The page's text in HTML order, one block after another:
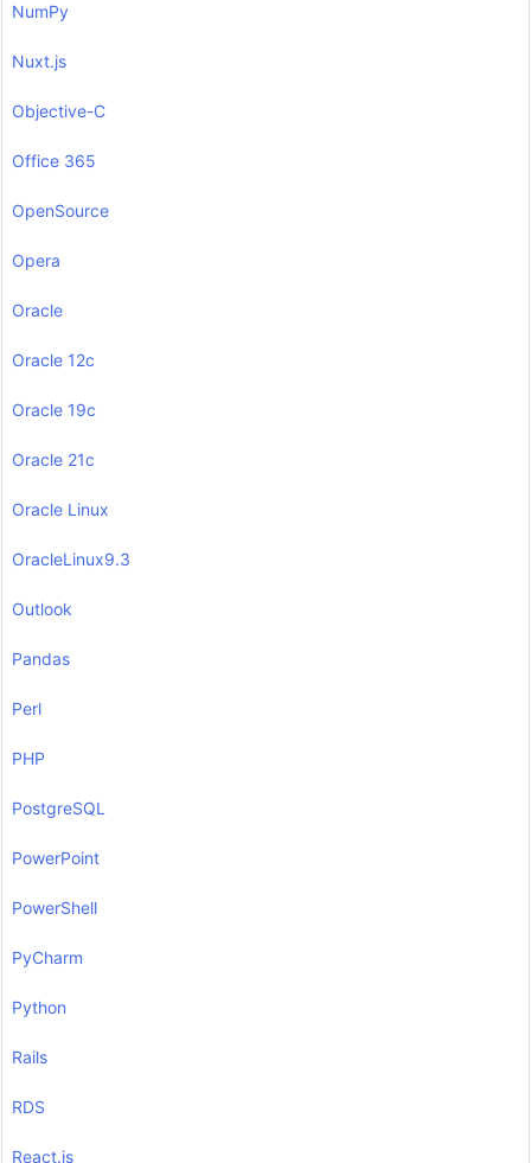
NumPy
Nuxt.js
Objective-C
Office 365
OpenSource
Opera
Oracle
Oracle 12c
Oracle 19c
Oracle 21c
Oracle Linux
OracleLinux9.3
Outlook
Pandas
Perl
PHP
PostgreSQL
PowerPoint
PowerShell
PyCharm
Python
Rails
RDS
React.js